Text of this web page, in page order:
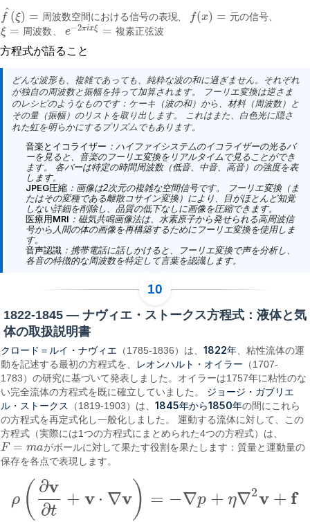
f^(ξ) = 周波数空間における信号の表現
f^ (ξ)= 周波数空間における信号の表現 f(x) = 元の信号
f(x)= 元の信号
ξ = 周波数
ξ=周波数 、e−2πixξ = 複素正弦波
e 2πixξ =複素正弦波
方程式が語ること
どんな波形も、複雑であっても、純粋な波の和に過ぎません。それぞれ
が独自の周波数と振幅を持って加算されます。 フーリエ変換は逆さま
のレシピのようなものです：ケーキ（波の和）から、材料（周波数）と
その量（振幅）のリストを取り出します。 これはまた、白色光に隠さ
れた虹を明らかにするプリズムでもあります。
音楽とイコライザー ：ハイファイシステムのイコライザーの光るバ
ーを見ると、音楽のフーリエ変換をリアルタイムで見ることができ
ます。 各バーは特定の時間周波数（低音、中音、高音）の強度を表
します。
JPEG圧縮：画像は2次元の複雑な空間信号です。 フーリエ変換（ま
たはその変種である離散コサイン変換）により、目がほとんど知覚
しない詳細を削除し、品質の低下なしに画像を圧縮できます。
医療用MRI ：磁気共鳴画像法は、水素原子から発せられる高周波信
号から人間の体の画像を再構築するためにフーリエ変換を使用しま
す。
音声認識：携帯電話に話しかけると、フーリエ変換で声を分析し、
各音の特徴的な周波数を特定して言葉を認識します。
1822-1845 — ナヴィエ・ストークス方程式：液体と気
体の取扱説明書
クロード＝ルイ・ナヴィエ （1785-1836）は、1822年 、粘性流体の運
動を記述する最初の方程式を、 レオンハルト・オイラー （1707-
1783）の研究に基づいて発表しました。オイラーは1757年に粘性のな
い完全流体の方程式を既に確立していました。 ジョージ・ガブリエ
ル・ストークス
（1819-1903）は、1845年から1850年の間にこれら
の方程式を再定式化し一般化しました。 運動する流体に対して、この
方程式（実際には1つの方程式にまとめられた4つの方程式）は、
F = ma
F= ma
がボールに対して果たす役割を果たします：質量と運動量の
保存を各点で表現します。
ρ ( ∂v
∂t
+ v ⋅ ∇v) = −∇p + η∇2v + f
ρ ∂v∂ t+v ∇ )=− p+η∇2v+ f